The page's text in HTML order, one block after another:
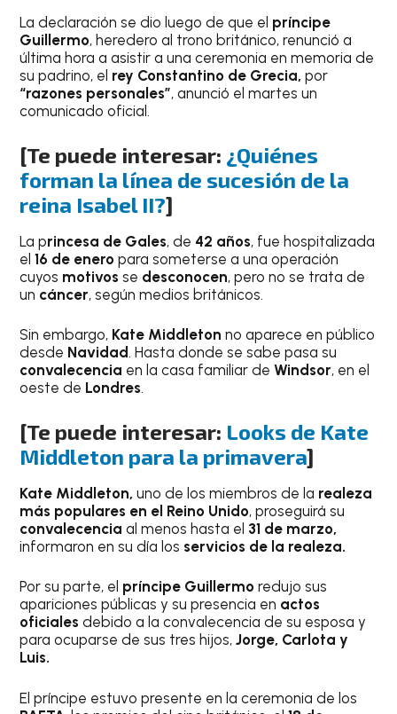
La declaración se dio luego de que el príncipe
Guillermo, heredero al trono británico, renunció a
última hora a asistir a una ceremonia en memoria de
su padrino, el rey Constantino de Grecia, por
“razones personales”, anunció el martes un
comunicado oficial.
[Te puede interesar: ¿Quiénes
forman la línea de sucesión de la
reina Isabel II?]
La princesa de Gales, de 42 años, fue hospitalizada
el16 de enero para someterse a una operación
cuyos motivosse desconocen, pero no se trata de
un cáncer, según medios británicos.
Sin embargo, Kate Middleton no aparece en público
desde Navidad. Hasta donde se sabe pasa su
convalecencia en la casa familiar deWindsor, en el
oeste de Londres.
[Te puede interesar: Looks de Kate
Middleton para la primavera]
Kate Middleton, uno de los miembros de la realeza
más populares en el Reino Unido, proseguirá su
convalecenciaal menos hasta el 31 de marzo,
informaron en su día los servicios de la realeza.
Por su parte, el príncipe Guillermoredujo sus
apariciones públicas y su presencia en actos
oficialesdebido a la convalecencia de su esposa y
para ocuparse de sus tres hijos,Jorge, Carlota y
Luis.
El príncipe estuvo presente en la ceremonia de los